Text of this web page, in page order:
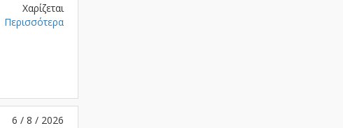
Χαρίζεται
Περισσότερα
6 / 8 / 2026